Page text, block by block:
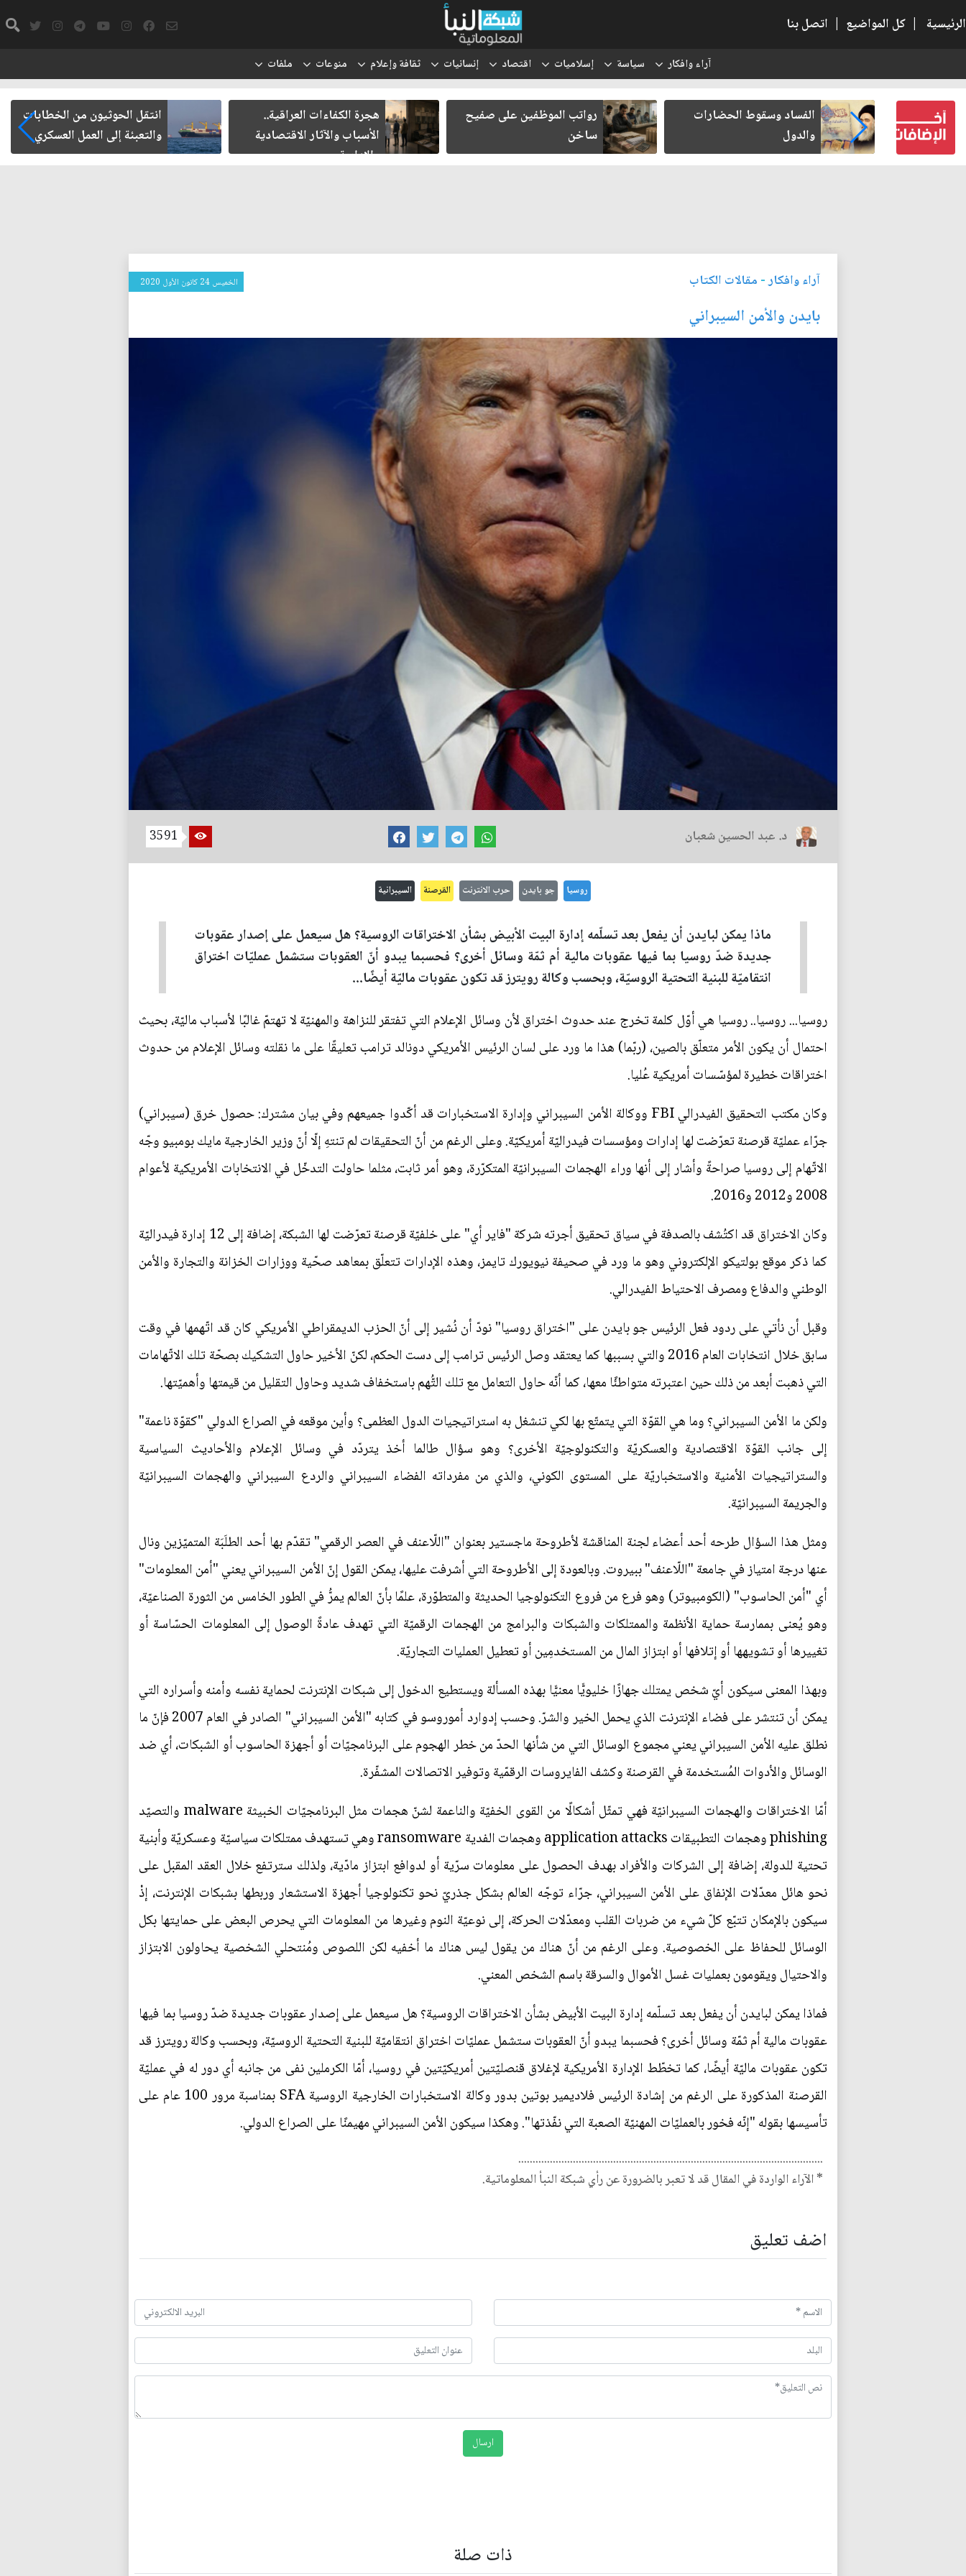
الرئيسية | كل المواضيع | اتصل بنا
آراء وافكار سياسة إسلاميات اقتصاد إنسانيات ثقافة وإعلام منوعات ملفات
كتب لنفسه
الفساد وسقوط الحضارات
والدول
رواتب الموظفين على صفيح
ساخن
هجرة الكفاءات العراقية..
الأسباب والآثار الاقتصادية
والإدارية
انتقل الحوثيون من الخطابات
والتعبئة إلى العمل العسكري
آراء وافكار- مقالات الكتاب الخميس 24 كانون الأول 2020
بايدن والأمن السيبراني
د. عبد الحسين شعبان 3591
روسيا جو بايدن حرب الانترنت القرصنة السيبرانية
ماذا يمكن لبايدن أن يفعل بعد تسلّمه إدارة البيت الأبيض بشأن الاختراقات الروسية؟ هل سيعمل على إصدار عقوبات
جديدة ضدّ روسيا بما فيها عقوبات مالية أم ثمّة وسائل أخرى؟ فحسبما يبدو أنّ العقوبات ستشمل عمليّات اختراق
انتقاميّة للبنية التحتية الروسيّة، وبحسب وكالة رويترز قد تكون عقوبات ماليّة أيضًا...
روسيا... روسيا.. روسيا هي أوّل كلمة تخرج عند حدوث اختراق لأن وسائل الإعلام التي تفتقر للنزاهة والمهنيّة لا تهتمّ غالبًا لأسباب ماليّة، بحيث
احتمال أن يكون الأمر متعلّق بالصين، (ربّما) هذا ما ورد على لسان الرئيس الأمريكي دونالد ترامب تعليقًا على ما نقلته وسائل الإعلام من حدوث
اختراقات خطيرة لمؤسّسات أمريكية عُليا.
وكان مكتب التحقيق الفيدرالي FBI ووكالة الأمن السيبراني وإدارة الاستخبارات قد أكّدوا جميعهم وفي بيان مشترك: حصول خرق (سيبراني)
جرّاء عمليّة قرصنة تعرّضت لها إدارات ومؤسسات فيدراليّة أمريكيّة. وعلى الرغم من أنّ التحقيقات لم تنتهِ إلّا أنّ وزير الخارجية مايك بومبيو وجّه
الاتّهام إلى روسيا صراحةً وأشار إلى أنها وراء الهجمات السيبرانيّة المتكرّرة، وهو أمر ثابت، مثلما حاولت التدخّل في الانتخابات الأمريكية لأعوام
2008 و2012 و2016.
وكان الاختراق قد اكتُشف بالصدفة في سياق تحقيق أجرته شركة "فاير أي" على خلفيّة قرصنة تعرّضت لها الشبكة، إضافة إلى 12 إدارة فيدراليّة
كما ذكر موقع بولتيكو الإلكتروني وهو ما ورد في صحيفة نيويورك تايمز، وهذه الإدارات تتعلّق بمعاهد صحّية ووزارات الخزانة والتجارة والأمن
الوطني والدفاع ومصرف الاحتياط الفيدرالي.
وقبل أن نأتي على ردود فعل الرئيس جو بايدن على "اختراق روسيا" نودّ أن نُشير إلى أنّ الحزب الديمقراطي الأمريكي كان قد اتّهمها في وقت
سابق خلال انتخابات العام 2016 والتي بسببها كما يعتقد وصل الرئيس ترامب إلى دست الحكم، لكنّ الأخير حاول التشكيك بصحّة تلك الاتّهامات
التي ذهبت أبعد من ذلك حين اعتبرته متواطئًا معها، كما أنّه حاول التعامل مع تلك التُّهم باستخفاف شديد وحاول التقليل من قيمتها وأهميّتها.
ولكن ما الأمن السيبراني؟ وما هي القوّة التي يتمتّع بها لكي تنشغل به استراتيجيات الدول العظمى؟ وأين موقعه في الصراع الدولي "كقوّة ناعمة"
إلى جانب القوّة الاقتصادية والعسكريّة والتكنولوجيّة الأخرى؟ وهو سؤال طالما أخذ يتردّد في وسائل الإعلام والأحاديث السياسية
والستراتيجيات الأمنية والاستخباريّة على المستوى الكوني، والذي من مفرداته الفضاء السيبراني والردع السيبراني والهجمات السيبرانيّة
والجريمة السيبرانيّة.
ومثل هذا السؤال طرحه أحد أعضاء لجنة المناقشة لأطروحة ماجستير بعنوان "اللّاعنف في العصر الرقمي" تقدّم بها أحد الطلَبَة المتميّزين ونال
عنها درجة امتياز في جامعة "اللّاعنف" ببيروت. وبالعودة إلى الأطروحة التي أشرفت عليها، يمكن القول إنّ الأمن السيبراني يعني "أمن المعلومات"
أي "أمن الحاسوب" (الكومبيوتر) وهو فرع من فروع التكنولوجيا الحديثة والمتطوّرة، علمًا بأنّ العالم يمرُّ في الطور الخامس من الثورة الصناعيّة،
وهو يُعنى بممارسة حماية الأنظمة والممتلكات والشبكات والبرامج من الهجمات الرقميّة التي تهدف عادةً الوصول إلى المعلومات الحسّاسة أو
تغييرها أو تشويهها أو إتلافها أو ابتزاز المال من المستخدمِين أو تعطيل العمليات التجاريّة.
وبهذا المعنى سيكون أيّ شخص يمتلك جهازًا خليويًّا معنيًّا بهذه المسألة ويستطيع الدخول إلى شبكات الإنترنت لحماية نفسه وأمنه وأسراره التي
يمكن أن تنتشر على فضاء الإنترنت الذي يحمل الخير والشرّ. وحسب إدوارد أموروسو في كتابه "الأمن السيبراني" الصادر في العام 2007 فإنّ ما
نطلق عليه الأمن السيبراني يعني مجموع الوسائل التي من شأنها الحدّ من خطر الهجوم على البرنامجيّات أو أجهزة الحاسوب أو الشبكات، أي ضد
الوسائل والأدوات المُستخدمة في القرصنة وكشف الفايروسات الرقمّية وتوفير الاتصالات المشفّرة.
أمّا الاختراقات والهجمات السيبرانيّة فهي تمثّل أشكالًا من القوى الخفيّة والناعمة لشنّ هجمات مثل البرنامجيّات الخبيثة malware والتصيّد
phishing وهجمات التطبيقات application attacks وهجمات الفدية ransomware وهي تستهدف ممتلكات سياسيّة وعسكريّة وأبنية
تحتية للدولة، إضافة إلى الشركات والأفراد بهدف الحصول على معلومات سرّية أو لدوافع ابتزاز مادّية، ولذلك سترتفع خلال العقد المقبل على
نحو هائل معدّلات الإنفاق على الأمن السيبراني، جرّاء توجّه العالم بشكل جذريّ نحو تكنولوجيا أجهزة الاستشعار وربطها بشبكات الإنترنت، إذْ
سيكون بالإمكان تتبّع كلّ شيء من ضربات القلب ومعدّلات الحركة، إلى نوعيّة النوم وغيرها من المعلومات التي يحرص البعض على حمايتها بكل
الوسائل للحفاظ على الخصوصية. وعلى الرغم من أنّ هناك من يقول ليس هناك ما أخفيه لكن اللصوص ومُنتحلي الشخصية يحاولون الابتزاز
والاحتيال ويقومون بعمليات غسل الأموال والسرقة باسم الشخص المعني.
فماذا يمكن لبايدن أن يفعل بعد تسلّمه إدارة البيت الأبيض بشأن الاختراقات الروسية؟ هل سيعمل على إصدار عقوبات جديدة ضدّ روسيا بما فيها
عقوبات مالية أم ثمّة وسائل أخرى؟ فحسبما يبدو أنّ العقوبات ستشمل عمليّات اختراق انتقاميّة للبنية التحتية الروسيّة، وبحسب وكالة رويترز قد
تكون عقوبات ماليّة أيضًا، كما تخطّط الإدارة الأمريكية لإغلاق قنصليّتين أمريكيّتين في روسيا، أمّا الكرملين نفى من جانبه أي دور له في عمليّة
القرصنة المذكورة على الرغم من إشادة الرئيس فلاديمير بوتين بدور وكالة الاستخبارات الخارجية الروسية SFA بمناسبة مرور 100 عام على
تأسيسها بقوله "إنّه فخور بالعمليّات المهنيّة الصعبة التي نفّذتها". وهكذا سيكون الأمن السيبراني مهيمنًا على الصراع الدولي.
..........................................................................................................
* الآراء الواردة في المقال قد لا تعبر بالضرورة عن رأي شبكة النبأ المعلوماتية.
اضف تعليق
ذات صلة